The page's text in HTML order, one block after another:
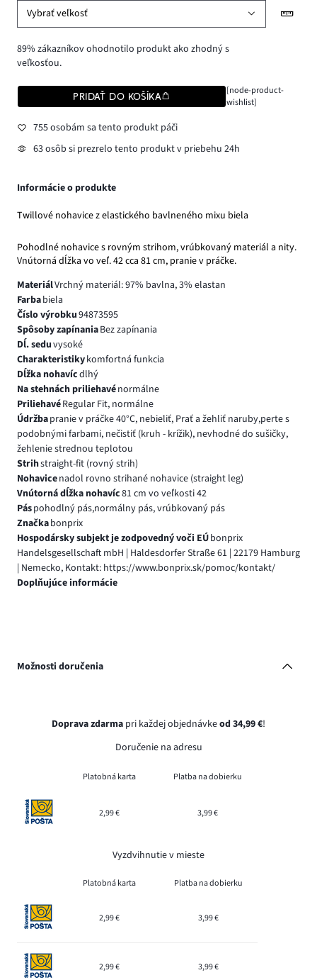
Vybrať veľkosť
89% zákazníkov ohodnotilo produkt ako zhodný s
veľkosťou.
PRIDAŤ DO KOŠÍKA
[node-product-
wishlist]
755 osobám sa tento produkt páči
63 osôb si prezrelo tento produkt v priebehu 24h
Informácie o produkte
Twillové nohavice z elastického bavlneného mixu biela
Pohodlné nohavice s rovným strihom, vrúbkovaný materiál a nity.
Vnútorná dĺžka vo veľ. 42 cca 81 cm, pranie v práčke.
MateriálVrchný materiál: 97% bavlna, 3% elastan
Farbabiela
Číslo výrobku94873595
Spôsoby zapínaniaBez zapínania
Dĺ. seduvysoké
Charakteristikykomfortná funkcia
Dĺžka nohavícdlhý
Na stehnách priliehavénormálne
PriliehavéRegular Fit, normálne
Údržbapranie v práčke 40°C, nebieliť, Prať a žehliť naruby,perte s
podobnými farbami, nečistiť (kruh - krížik), nevhodné do sušičky,
žehlenie strednou teplotou
Strihstraight-fit (rovný strih)
Nohavicenadol rovno strihané nohavice (straight leg)
Vnútorná dĺžka nohavíc81 cm vo veľkosti 42
Páspohodlný pás,normálny pás, vrúbkovaný pás
Značkabonprix
Hospodársky subjekt je zodpovedný voči EÚbonprix
Handelsgesellschaft mbH | Haldesdorfer Straße 61 | 22179 Hamburg
| Nemecko, Kontakt: https://www.bonprix.sk/pomoc/kontakt/
Doplňujúce informácie
Možnosti doručenia
Doprava zdarma pri každej objednávkeod 34,99 €!
Doručenie na adresu
Platobná karta Platba na dobierku
2,99 € 3,99 €
Vyzdvihnutie v mieste
Platobná karta Platba na dobierku
2,99 € 3,99 €
2,99 € 3,99 €